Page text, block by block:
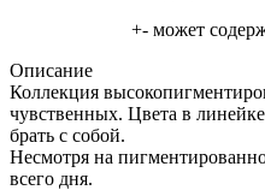
+- может
Описание
Коллекция
чувственных. Цвета в
брать с собой.
Несмотря на
всего дня.